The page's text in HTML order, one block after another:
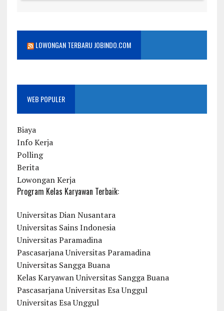
LOWONGAN TERBARU JOBINDO.COM
WEB POPULER
Biaya
Info Kerja
Polling
Berita
Lowongan Kerja
Program Kelas Karyawan Terbaik:
Universitas Dian Nusantara
Universitas Sains Indonesia
Universitas Paramadina
Pascasarjana Universitas Paramadina
Universitas Sangga Buana
Kelas Karyawan Universitas Sangga Buana
Pascasarjana Universitas Esa Unggul
Universitas Esa Unggul